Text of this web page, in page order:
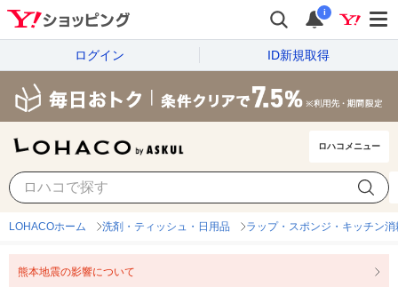
i
ログイン ID新規取得
ロハコメニュー
LOHACOホーム 洗剤・ティッシュ・日用品 ラップ・スポンジ・キッチン消
熊本地震の影響について